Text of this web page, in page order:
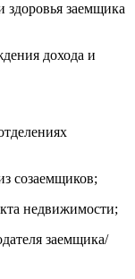
здоровья заемщика
дохода и
созаемщиков;
недвижимости;
заемщика/